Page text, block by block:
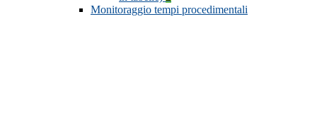
Monitoraggio tempi procedimentali